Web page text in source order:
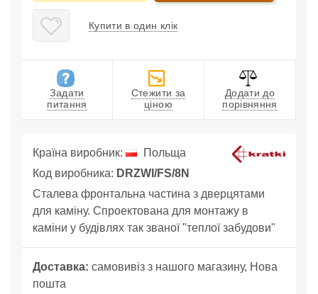
Купити в один клік
Задати
питання
Стежити за
ціною
Додати до
порівняння
Країна виробник:
Польща
Код виробника: DRZWI/FS/8N
Сталева фронтальна частина з дверцятами
для каміну. Спроектована для монтажу в
каміни у будівлях так званої "теплої забудови"
Доставка: самовивіз з нашого магазину, Нова
пошта